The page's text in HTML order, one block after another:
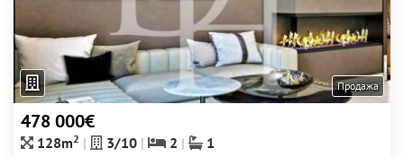
Продажа
478 000€
128m2 3/10 2 1